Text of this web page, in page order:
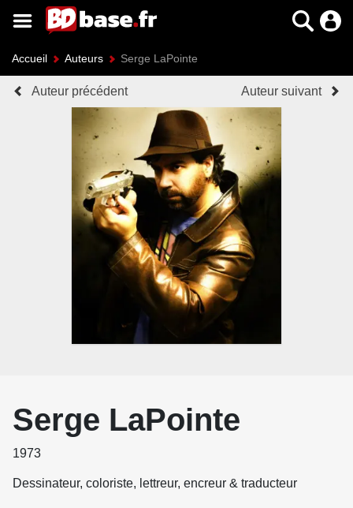
Accueil Auteurs Serge LaPointe
Auteur précédent Auteur suivant
Serge LaPointe
1973
Dessinateur, coloriste, lettreur, encreur & traducteur